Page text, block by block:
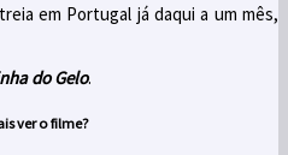
em Portugal já daqui a um mês,
do Gelo.
ver o filme?